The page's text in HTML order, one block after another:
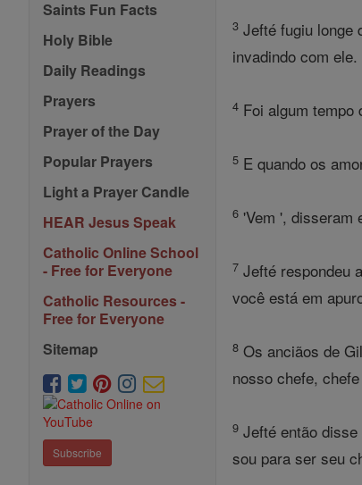
Saints Fun Facts
Holy Bible
Daily Readings
Prayers
Prayer of the Day
Popular Prayers
Light a Prayer Candle
HEAR Jesus Speak
Catholic Online School
- Free for Everyone
Catholic Resources -
Free for Everyone
Sitemap
Subscribe
3 Jefté fugiu longe
invadindo com ele.
4 Foi algum
5 E quando os
6 'Vem ', disseram
7 Jefté respondeu
você está em
8 Os anciãos de
nosso chefe,
9 Jefté então
sou para ser seu